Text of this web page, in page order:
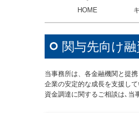
HOME
関与先向け
当事務所は、各金融機関と提
企業の安定的な成長を支援して
資金調達に関するご相談は､当